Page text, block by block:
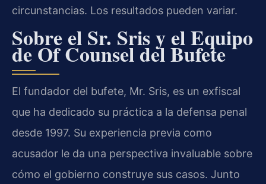
circunstancias. Los resultados pueden variar.
Sobre el Sr. Sris y el Equipo
de Of Counsel del Bufete
El fundador del bufete, Mr. Sris, es un exfiscal
que ha dedicado su práctica a la defensa penal
desde 1997. Su experiencia previa como
acusador le da una perspectiva invaluable sobre
cómo el gobierno construye sus casos. Junto